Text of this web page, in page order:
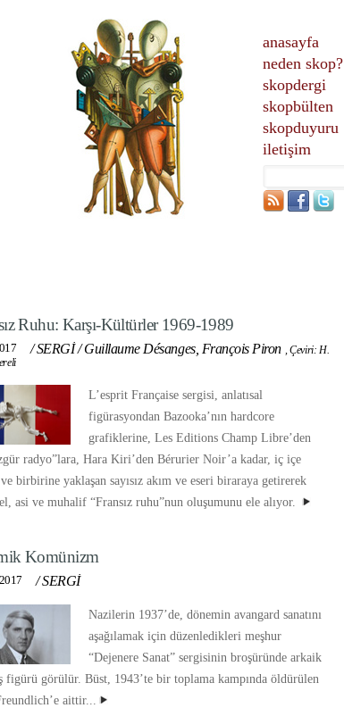
anasayfa
neden skop?
skopdergi
skopbülten
skopduyuru
iletişim
Ruhu: Karşı-Kültürler 1969-1989
/SERGİ /Guillaume Désanges, François Piron ,Çeviri: H.
L’esprit Française sergisi, anlatısal
figürasyondan Bazooka’nın hardcore
grafiklerine, Les Editions Champ Libre’den
radyo”lara, Hara Kiri’den Bérurier Noir’a kadar, iç içe
ve birbirine yaklaşan sayısız akım ve eseri biraraya getirerek
asi ve muhalif “Fransız ruhu”nun oluşumunu ele alıyor.
Komünizm
/SERGİ
Nazilerin 1937’de, dönemin avangard sanatını
aşağılamak için düzenledikleri meşhur
“Dejenere Sanat” sergisinin broşüründe arkaik
figürü görülür. Büst, 1943’te bir toplama kampında öldürülen
aittir...